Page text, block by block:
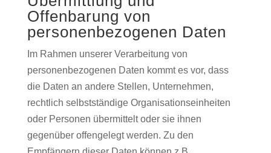
Offenbarung von
personenbezogenen Daten
Im Rahmen unserer Verarbeitung von
personenbezogenen Daten kommt es vor, dass
die Daten an andere Stellen, Unternehmen,
rechtlich selbstständige Organisationseinheiten
oder Personen übermittelt oder sie ihnen
gegenüber offengelegt werden. Zu den